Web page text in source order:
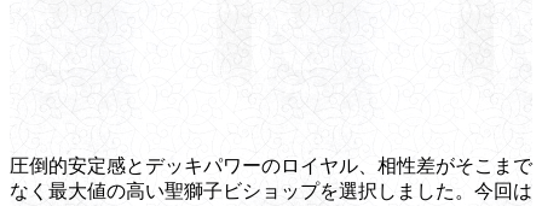
圧倒的安定感とデッキパワーのロイヤル、相性差がそこまで
なく最大値の高い聖獅子ビショップを選択しました。今回は